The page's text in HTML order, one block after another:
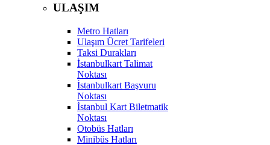
ULAŞIM
Metro Hatları
Ulaşım Ücret Tarifeleri
Taksi Durakları
İstanbulkart Talimat
Noktası
İstanbulkart Başvuru
Noktası
İstanbul Kart Biletmatik
Noktası
Otobüs Hatları
Minibüs Hatları